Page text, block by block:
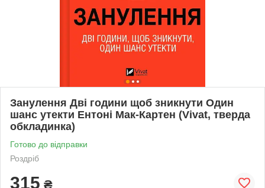
Занулення Дві години щоб зникнути Один
шанс утекти Ентоні Мак-Картен (Vivat, тверда
обкладинка)
Готово до відправки
Роздріб
315 ₴